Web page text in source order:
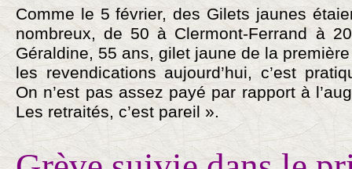
Comme le 5 février, des Gilets jaunes
nombreux, de 50 à Clermont-Ferrand à
Géraldine, 55 ans, gilet jaune de la
les revendications aujourd’hui, c’est
On n’est pas assez payé par rapport à
Les retraités, c’est pareil ».